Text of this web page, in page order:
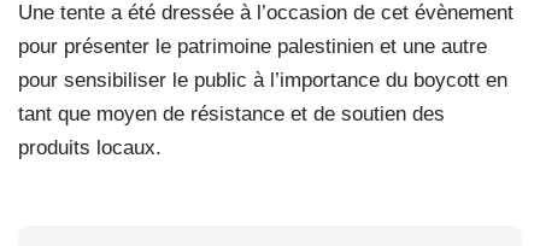
Une tente a été dressée à l’occasion de cet évènement
pour présenter le patrimoine palestinien et une autre
pour sensibiliser le public à l’importance du boycott en
tant que moyen de résistance et de soutien des
produits locaux.